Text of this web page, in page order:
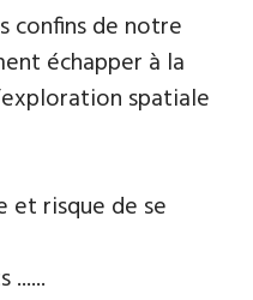
confins de notre
échapper à la
spatiale
et risque de se